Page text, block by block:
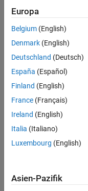
Ihren
Suchkriterien
entsprechen.
können
die
Suchkriterien
weiter
fassen
oder
alle
Stellenangebote
anzeigen .
noch
Europa
Belgium (English)
Denmark (English)
Deutschland (Deutsch)
España (Español)
Finland (English)
France (Français)
Ireland (English)
Italia (Italiano)
Luxembourg (English)
Asien-Pazifik